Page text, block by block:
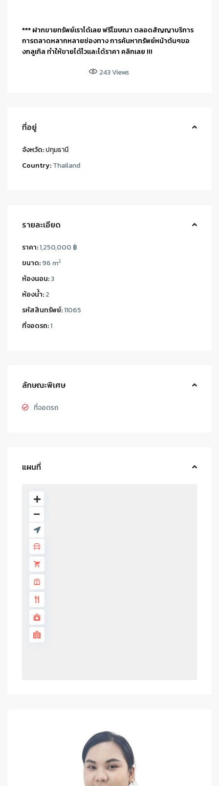
*** ฝากขายทรัพย์เราได้เลย ฟรีโฆษณา ตลอดสัญญาบริการ
การตลาดหลากหลายช่องทาง การค้นหาทรัพย์หน้าต้นๆขอ
งกลูเกิล ทำให้ขายได้ไวและได้ราคา คลิกเลย !!!
243Views
ที่อยู่
จังหวัด:ปทุมธานี
Country:Thailand
รายละเอียด
ราคา:1,250,000 ฿
ขนาด:96 m2
ห้องนอน:3
ห้องน้ำ:2
รหัสสินทรัพย์:11065
ที่จอดรถ:1
ลักษณะพิเศษ
ที่จอดรถ
แผนที่